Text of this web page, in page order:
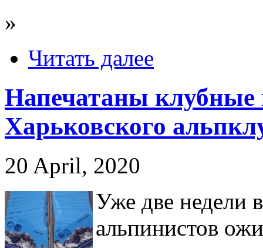
»
Читать далее
Напечатаны клубные
Харьковского
20 April, 2020
Уже две недели
альпинистов